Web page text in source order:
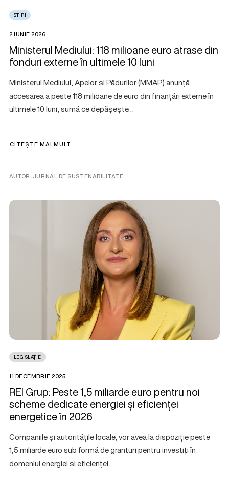
ȘTIRI
2 IUNIE 2026
Ministerul Mediului: 118 milioane euro atrase din
fonduri externe în ultimele 10 luni
Ministerul Mediului, Apelor și Pădurilor (MMAP) anunță
accesarea a peste 118 milioane de euro din finanțări externe în
ultimele 10 luni, sumă ce depășește…
CITEȘTE MAI MULT
AUTOR. JURNAL DE SUSTENABILITATE
LEGISLAȚIE
11 DECEMBRIE 2025
REI Grup: Peste 1,5 miliarde euro pentru noi
scheme dedicate energiei și eficienței
energetice în 2026
Companiile și autoritățile locale, vor avea la dispoziție peste
1,5 miliarde euro sub formă de granturi pentru investiți în
domeniul energiei și eficienței…